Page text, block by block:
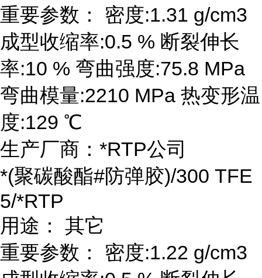
重要参数： 密度:1.31 g/cm3
成型收缩率:0.5 % 断裂伸长
率:10 % 弯曲强度:75.8 MPa
弯曲模量:2210 MPa 热变形温
度:129 ℃
生产厂商：*RTP公司
*(聚碳酸酯#防弹胶)/300 TFE
5/*RTP
用途： 其它
重要参数： 密度:1.22 g/cm3